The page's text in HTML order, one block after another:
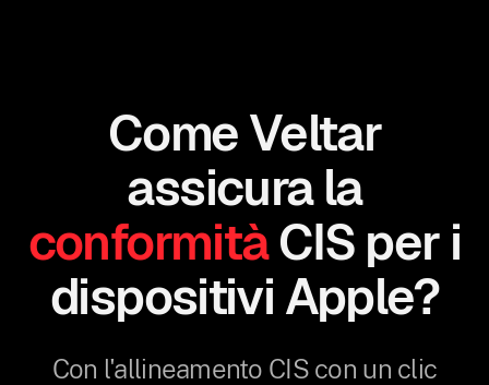
Come Veltar
assicura la
conformitàCIS per i
dispositivi Apple?
Con l'allineamento CIS con un clic